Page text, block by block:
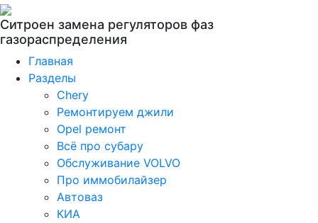
Ситроен замена регуляторов фаз
газораспределения
Главная
Разделы
Chery
Ремонтируем джили
Opel ремонт
Всё про субару
Обслуживание VOLVO
Про иммобилайзер
Автоваз
КИА